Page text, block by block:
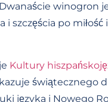
po
Kultury
świątecznego
języka i Nowego